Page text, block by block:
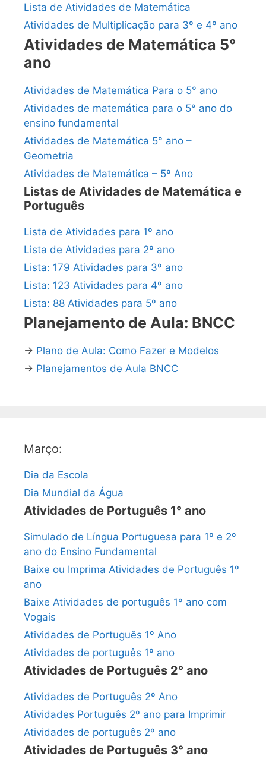
Lista de Atividades de Matemática
Atividades de Multiplicação para 3º e 4º ano
Atividades de Matemática 5°
ano
Atividades de Matemática Para o 5° ano
Atividades de matemática para o 5° ano do
ensino fundamental
Atividades de Matemática 5° ano –
Geometria
Atividades de Matemática – 5º Ano
Listas de Atividades de Matemática e
Português
Lista de Atividades para 1º ano
Lista de Atividades para 2º ano
Lista: 179 Atividades para 3º ano
Lista: 123 Atividades para 4º ano
Lista: 88 Atividades para 5º ano
Planejamento de Aula: BNCC
→ Plano de Aula: Como Fazer e Modelos
→ Planejamentos de Aula BNCC
Março:
Dia da Escola
Dia Mundial da Água
Atividades de Português 1° ano
Simulado de Língua Portuguesa para 1º e 2º
ano do Ensino Fundamental
Baixe ou Imprima Atividades de Português 1º
ano
Baixe Atividades de português 1º ano com
Vogais
Atividades de Português 1º Ano
Atividades de português 1º ano
Atividades de Português 2° ano
Atividades de Português 2º Ano
Atividades Português 2º ano para Imprimir
Atividades de português 2º ano
Atividades de Português 3° ano